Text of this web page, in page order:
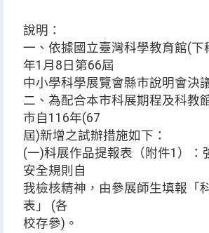
說明：
一、依據國立臺灣科學教育館(下
年1月8日第66屆
中小學科學展覽會縣市說明會決
二、為配合本市科展期程及科教
市自116年(67
屆)新增之試辦措施如下：
(一)科展作品提報表（附件1）：
安全規則自
我檢核精神，由參展師生填報「
表」 (各
校存參)。